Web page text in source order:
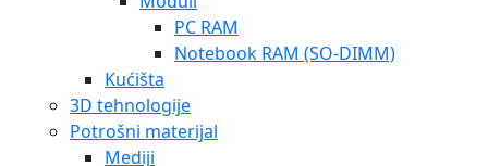
PC RAM
Notebook RAM (SO-DIMM)
Kućišta
3D tehnologije
Potrošni materijal
Mediji